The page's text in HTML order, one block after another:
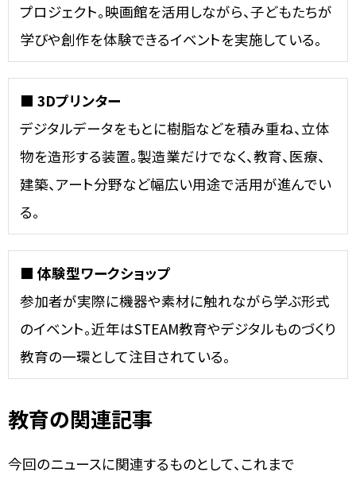
プロジェクト。映画館を活用しながら、子どもたちが
学びや創作を体験できるイベントを実施している。
■ 3Dプリンター
デジタルデータをもとに樹脂などを積み重ね、立体
物を造形する装置。製造業だけでなく、教育、医療、
建築、アート分野など幅広い用途で活用が進んでい
る。
■ 体験型ワークショップ
参加者が実際に機器や素材に触れながら学ぶ形式
のイベント。近年はSTEAM教育やデジタルものづくり
教育の一環として注目されている。
教育の関連記事
今回のニュースに関連するものとして、これまで